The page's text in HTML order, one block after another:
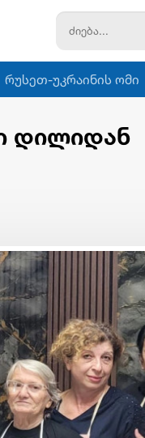
რუსეთ-უკრაინის ომი
დილიდან